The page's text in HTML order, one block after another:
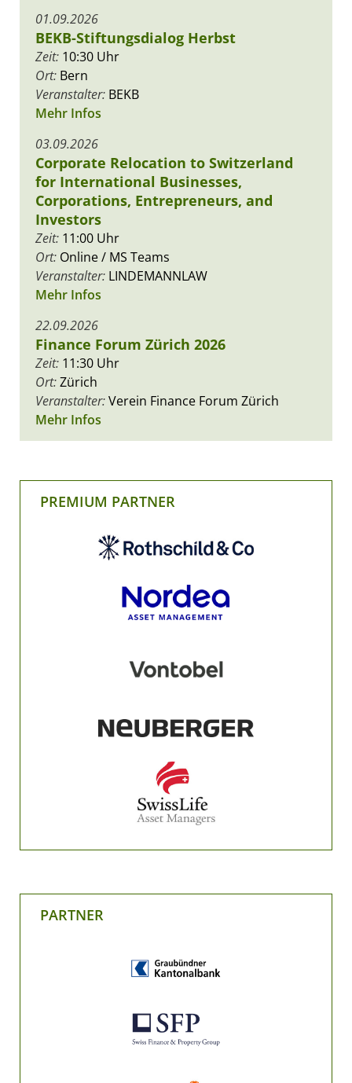
01.09.2026
BEKB-Stiftungsdialog Herbst
Zeit: 10:30 Uhr
Ort: Bern
Veranstalter: BEKB
Mehr Infos
03.09.2026
Corporate Relocation to Switzerland
for International Businesses,
Corporations, Entrepreneurs, and
Investors
Zeit: 11:00 Uhr
Ort: Online / MS Teams
Veranstalter: LINDEMANNLAW
Mehr Infos
22.09.2026
Finance Forum Zürich 2026
Zeit: 11:30 Uhr
Ort:Zürich
Veranstalter:Verein Finance Forum Zürich
Mehr Infos
PREMIUM PARTNER
PARTNER